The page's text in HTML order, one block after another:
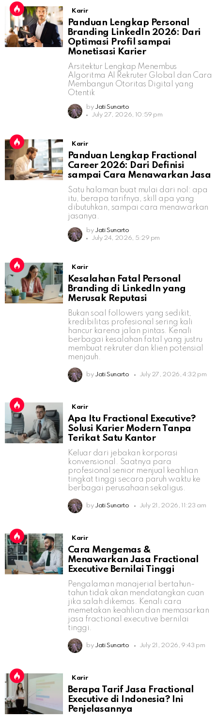
Karir
Panduan Lengkap Personal
Branding LinkedIn 2026: Dari
Optimasi Profil sampai
Monetisasi Karier
Arsitektur Lengkap Menembus
Algoritma AI Rekruter Global dan Cara
Membangun Otoritas Digital yang
Otentik
by Jati Sunarto
July 27, 2026, 10:59 pm
Karir
Panduan Lengkap Fractional
Career 2026: Dari Definisi
sampai Cara Menawarkan Jasa
Satu halaman buat mulai dari nol: apa
itu, berapa tarifnya, skill apa yang
dibutuhkan, sampai cara menawarkan
jasanya.
by Jati Sunarto
July 24, 2026, 5:29 pm
Karir
Kesalahan Fatal Personal
Branding di LinkedIn yang
Merusak Reputasi
Bukan soal followers yang sedikit,
kredibilitas profesional sering kali
hancur karena jalan pintas. Kenali
berbagai kesalahan fatal yang justru
membuat rekruter dan klien potensial
menjauh.
by Jati Sunarto July 27, 2026, 4:32 pm
Karir
Apa Itu Fractional Executive?
Solusi Karier Modern Tanpa
Terikat Satu Kantor
Keluar dari jebakan korporasi
konvensional. Saatnya para
profesional senior menjual keahlian
tingkat tinggi secara paruh waktu ke
berbagai perusahaan sekaligus.
by Jati Sunarto July 21, 2026, 11:23 am
Karir
Cara Mengemas &
Menawarkan Jasa Fractional
Executive Bernilai Tinggi
Pengalaman manajerial bertahun-
tahun tidak akan mendatangkan cuan
jika salah dikemas. Kenali cara
memetakan keahlian dan memasarkan
jasa fractional executive bernilai
tinggi.
by Jati Sunarto July 21, 2026, 9:43 pm
Karir
Berapa Tarif Jasa Fractional
Executive di Indonesia? Ini
Penjelasannya